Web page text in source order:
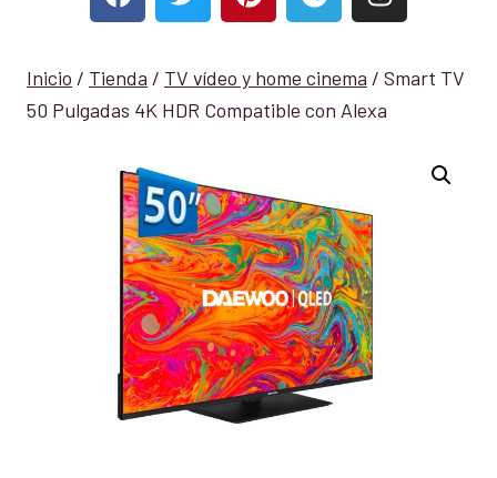
Inicio / Tienda / TV vídeo y home cinema / Smart TV
50 Pulgadas 4K HDR Compatible con Alexa